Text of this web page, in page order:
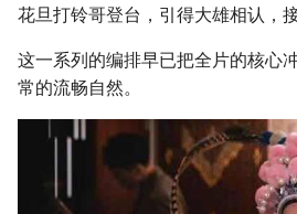
花旦打铃哥登台，引得大雄相认，
这一系列的编排早已把全片的核心
常的流畅自然。